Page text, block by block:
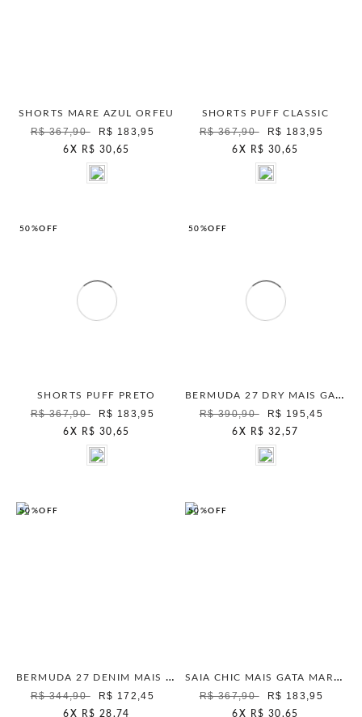
SHORTS MARE AZUL ORFEU
R$ 367,90 R$ 183,95
6 X R$ 30,65
SHORTS PUFF CLASSIC
R$ 367,90 R$ 183,95
6 X R$ 30,65
50%OFF
SHORTS PUFF PRETO
R$ 367,90 R$ 183,95
6 X R$ 30,65
50%OFF
BERMUDA 27 DRY MAIS GATA BLUE STONE
R$ 390,90
R$ 195,45
6 X R$ 32,57
50%OFF
BERMUDA 27 DENIM MAIS GATA MARINHO
R$ 344,90
R$ 172,45
6 X R$ 28,74
50%OFF
SAIA CHIC MAIS GATA MARINHO
R$ 367,90
R$ 183,95
6 X R$ 30,65